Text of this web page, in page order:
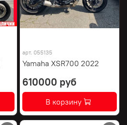
арт. 055135
Yamaha XSR700 2022
610000 руб
В корзину